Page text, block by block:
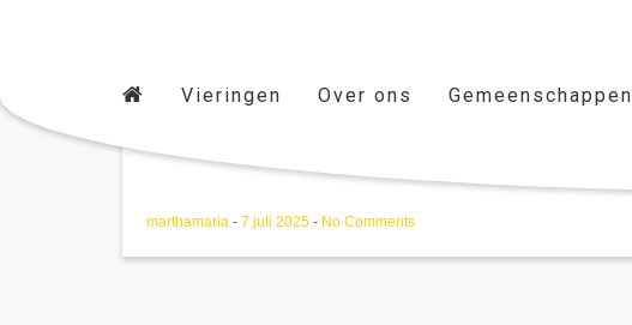
Vieringen Over ons Gemeenschappen
marthamaria - 7 juli 2025 - No Comments